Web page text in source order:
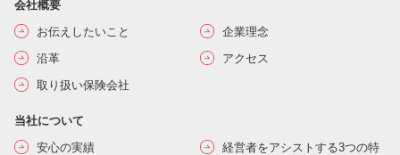
会社概要
お伝えしたいこと
企業理念
沿革
アクセス
取り扱い保険会社
当社について
安心の実績
経営者をアシストする3つの特